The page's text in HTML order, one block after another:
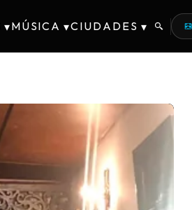
▾MÚSICA ▾CIUDADES ▾